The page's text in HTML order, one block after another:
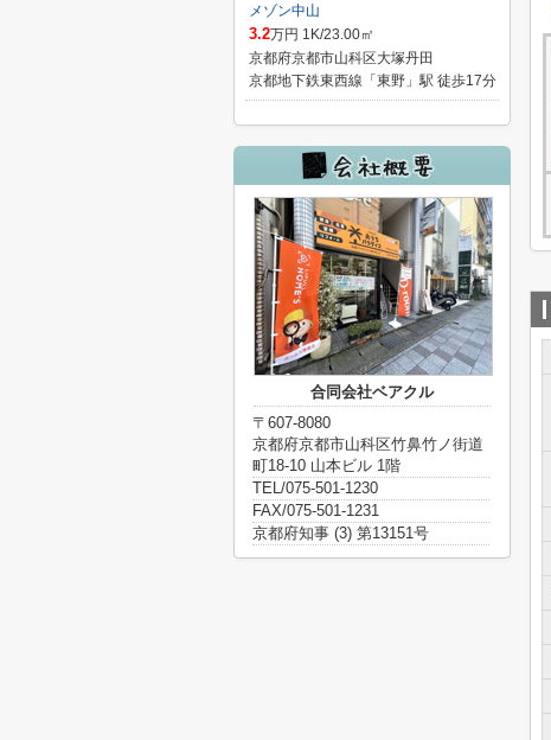
メゾン中山
3.2万円 1K/23.00㎡
京都府京都市山科区大塚丹田
京都地下鉄東西線「東野」駅 徒歩17分
合同会社ベアクル
〒607-8080
京都府京都市山科区竹鼻竹ノ街道
町18-10 山本ビル 1階
TEL/075-501-1230
FAX/075-501-1231
京都府知事 (3) 第13151号